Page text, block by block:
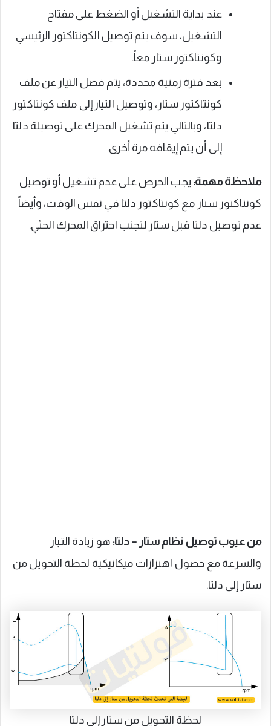
عند بداية التشغيل أو الضغط على مفتاح
التشغيل، سوف يتم توصيل الكونتاكتور الرئيسي
وكونتاكتور ستار معاً.
بعد فترة زمنية محددة، يتم فصل التيار عن ملف
كونتاكتور ستار، وتوصيل التيار إلى ملف كونتاكتور
دلتا، وبالتالي يتم تشغيل المحرك على توصيلة دلتا
إلى أن يتم إيقافه مرة أخرى.
ملاحظة مهمة: يجب الحرص على عدم تشغيل أو توصيل
كونتاكتور ستار مع كونتاكتور دلتا في نفس الوقت، وأيضاً
عدم توصيل دلتا قبل ستار لتجنب احتراق المحرك الحثي.
من عيوب توصيل نظام ستار – دلتا: هو زيادة التيار
والسرعة مع حصول اهتزازات ميكانيكية لحظة التحويل من
ستار إلى دلتا.
لحظة التحويل من ستار إلى دلتا